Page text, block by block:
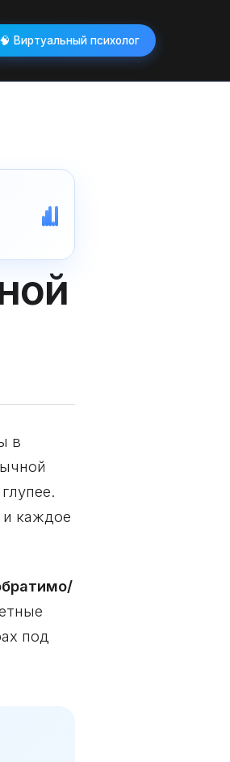
🧠 Виртуальный психолог
в
и каждое
под